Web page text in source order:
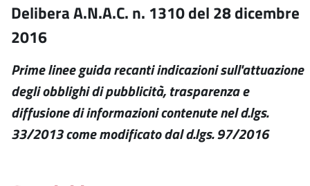
Delibera A.N.A.C. n. 1310 del 28 dicembre
2016
Prime linee guida recanti indicazioni sull'attuazione
degli obblighi di pubblicità, trasparenza e
diffusione di informazioni contenute nel d.lgs.
33/2013 come modificato dal d.lgs. 97/2016